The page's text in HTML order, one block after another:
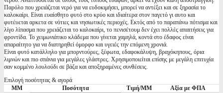
Παρόλο που χρειάζεται νερό για να ευδοκιμήσει, μπορεί να αντέξει και σε ξηρασία το
καλοκαίρι. Είναι ευαίσθητο φυτό στο κρύο και ιδιαίτερα στον παγετό γι αυτο και
φυτέυεται αρκετα σε νότιες και νησιωτικές περιοχές. Εκτός από το παραπάνω πότισμα και
λίγο λίπασμα που χρειάζεται το καλοκαίρι, το πενισέτουμ δεν έχει πολλές απαιτήσεις για
φροντίδα. Το χειμωνιάτικο κλάδεμα που γίνεται χαμηλά, κοντά στο έδαφος είναι
απαραίτητο για να διατηρηθεί όμορφο και υγειές την επόμενη χρονιά.
Είναι φυτό κατάλληλο για μπορντούρες, ξέφωτα, εδαφοκάλυψη, βραχόκηπους, όρια
λιμνών και πιο σπάνια για μεγάλες γλάστρες. Χρησιμοποιείται επίσης με μεγάλη επιτυχία
σαν κομμένο λουλούδι σε βάζα και αποξηραμένες συνθέσεις.
Επιλογή ποσότητας & αγορά
ΜΜ
Ποσότητα Τιμή/ΜΜ Αξία με ΦΠΑ